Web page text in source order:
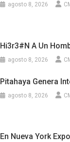
agosto 8, 2026
Hi3r3#n A Un
agosto 8, 2026
Pitahaya Genera
agosto 8, 2026
En Nueva York